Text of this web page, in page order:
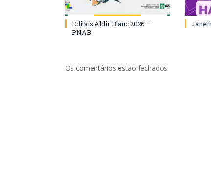
Editais Aldir Blanc 2026 –
PNAB
Os comentários estão fechados.